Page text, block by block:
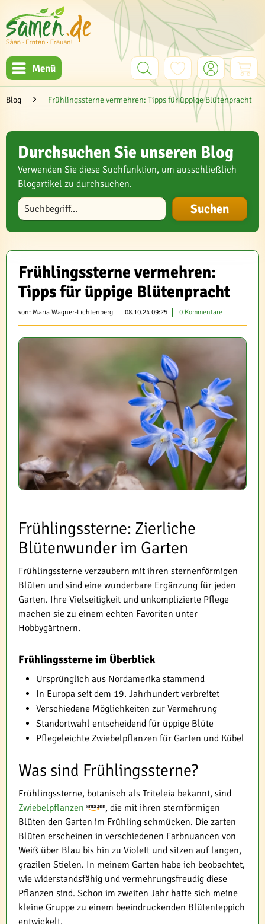
Menü
Blog Frühlingssterne vermehren: Tipps für üppige Blütenpracht
Durchsuchen Sie unseren Blog
Verwenden Sie diese Suchfunktion, um ausschließlich
Blogartikel zu durchsuchen.
Blog durchsuchen
Frühlingssterne vermehren:
Tipps für üppige Blütenpracht
von: Maria Wagner-Lichtenberg 08.10.24 09:25 0 Kommentare
Frühlingssterne: Zierliche
Blütenwunder im Garten
Frühlingssterne verzaubern mit ihren sternenförmigen
Blüten und sind eine wunderbare Ergänzung für jeden
Garten. Ihre Vielseitigkeit und unkomplizierte Pflege
machen sie zu einem echten Favoriten unter
Hobbygärtnern.
Frühlingssterne im Überblick
Ursprünglich aus Nordamerika stammend
In Europa seit dem 19. Jahrhundert verbreitet
Verschiedene Möglichkeiten zur Vermehrung
Standortwahl entscheidend für üppige Blüte
Pflegeleichte Zwiebelpflanzen für Garten und Kübel
Was sind Frühlingssterne?
Frühlingssterne, botanisch als Triteleia bekannt, sind
Zwiebelpflanzen
, die mit ihren sternförmigen
Blüten den Garten im Frühling schmücken. Die zarten
Blüten erscheinen in verschiedenen Farbnuancen von
Weiß über Blau bis hin zu Violett und sitzen auf langen,
grazilen Stielen. In meinem Garten habe ich beobachtet,
wie widerstandsfähig und vermehrungsfreudig diese
Pflanzen sind. Schon im zweiten Jahr hatte sich meine
kleine Gruppe zu einem beeindruckenden Blütenteppich
entwickelt.